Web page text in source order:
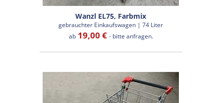
Wanzl EL75, Farbmix
gebrauchter Einkaufswagen | 74 Liter
ab19,00 € - bitte anfragen.